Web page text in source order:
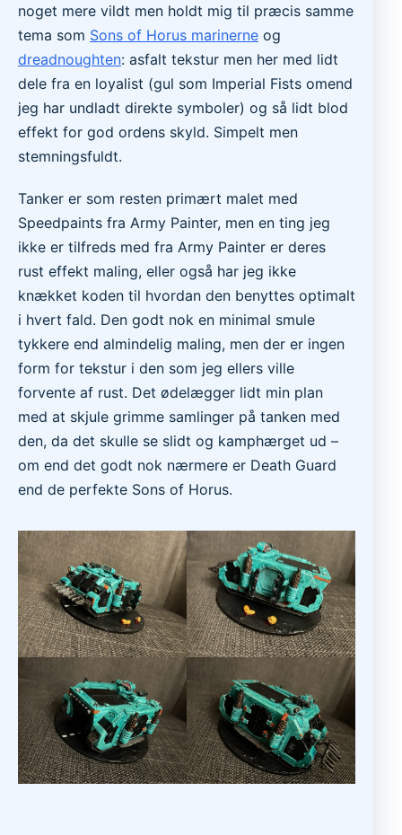
noget mere vildt men holdt mig til præcis samme
tema som Sons of Horus marinerne og
dreadnoughten: asfalt tekstur men her med lidt
dele fra en loyalist (gul som Imperial Fists omend
jeg har undladt direkte symboler) og så lidt blod
effekt for god ordens skyld. Simpelt men
stemningsfuldt.
Tanker er som resten primært malet med
Speedpaints fra Army Painter, men en ting jeg
ikke er tilfreds med fra Army Painter er deres
rust effekt maling, eller også har jeg ikke
knækket koden til hvordan den benyttes optimalt
i hvert fald. Den godt nok en minimal smule
tykkere end almindelig maling, men der er ingen
form for tekstur i den som jeg ellers ville
forvente af rust. Det ødelægger lidt min plan
med at skjule grimme samlinger på tanken med
den, da det skulle se slidt og kamphærget ud –
om end det godt nok nærmere er Death Guard
end de perfekte Sons of Horus.